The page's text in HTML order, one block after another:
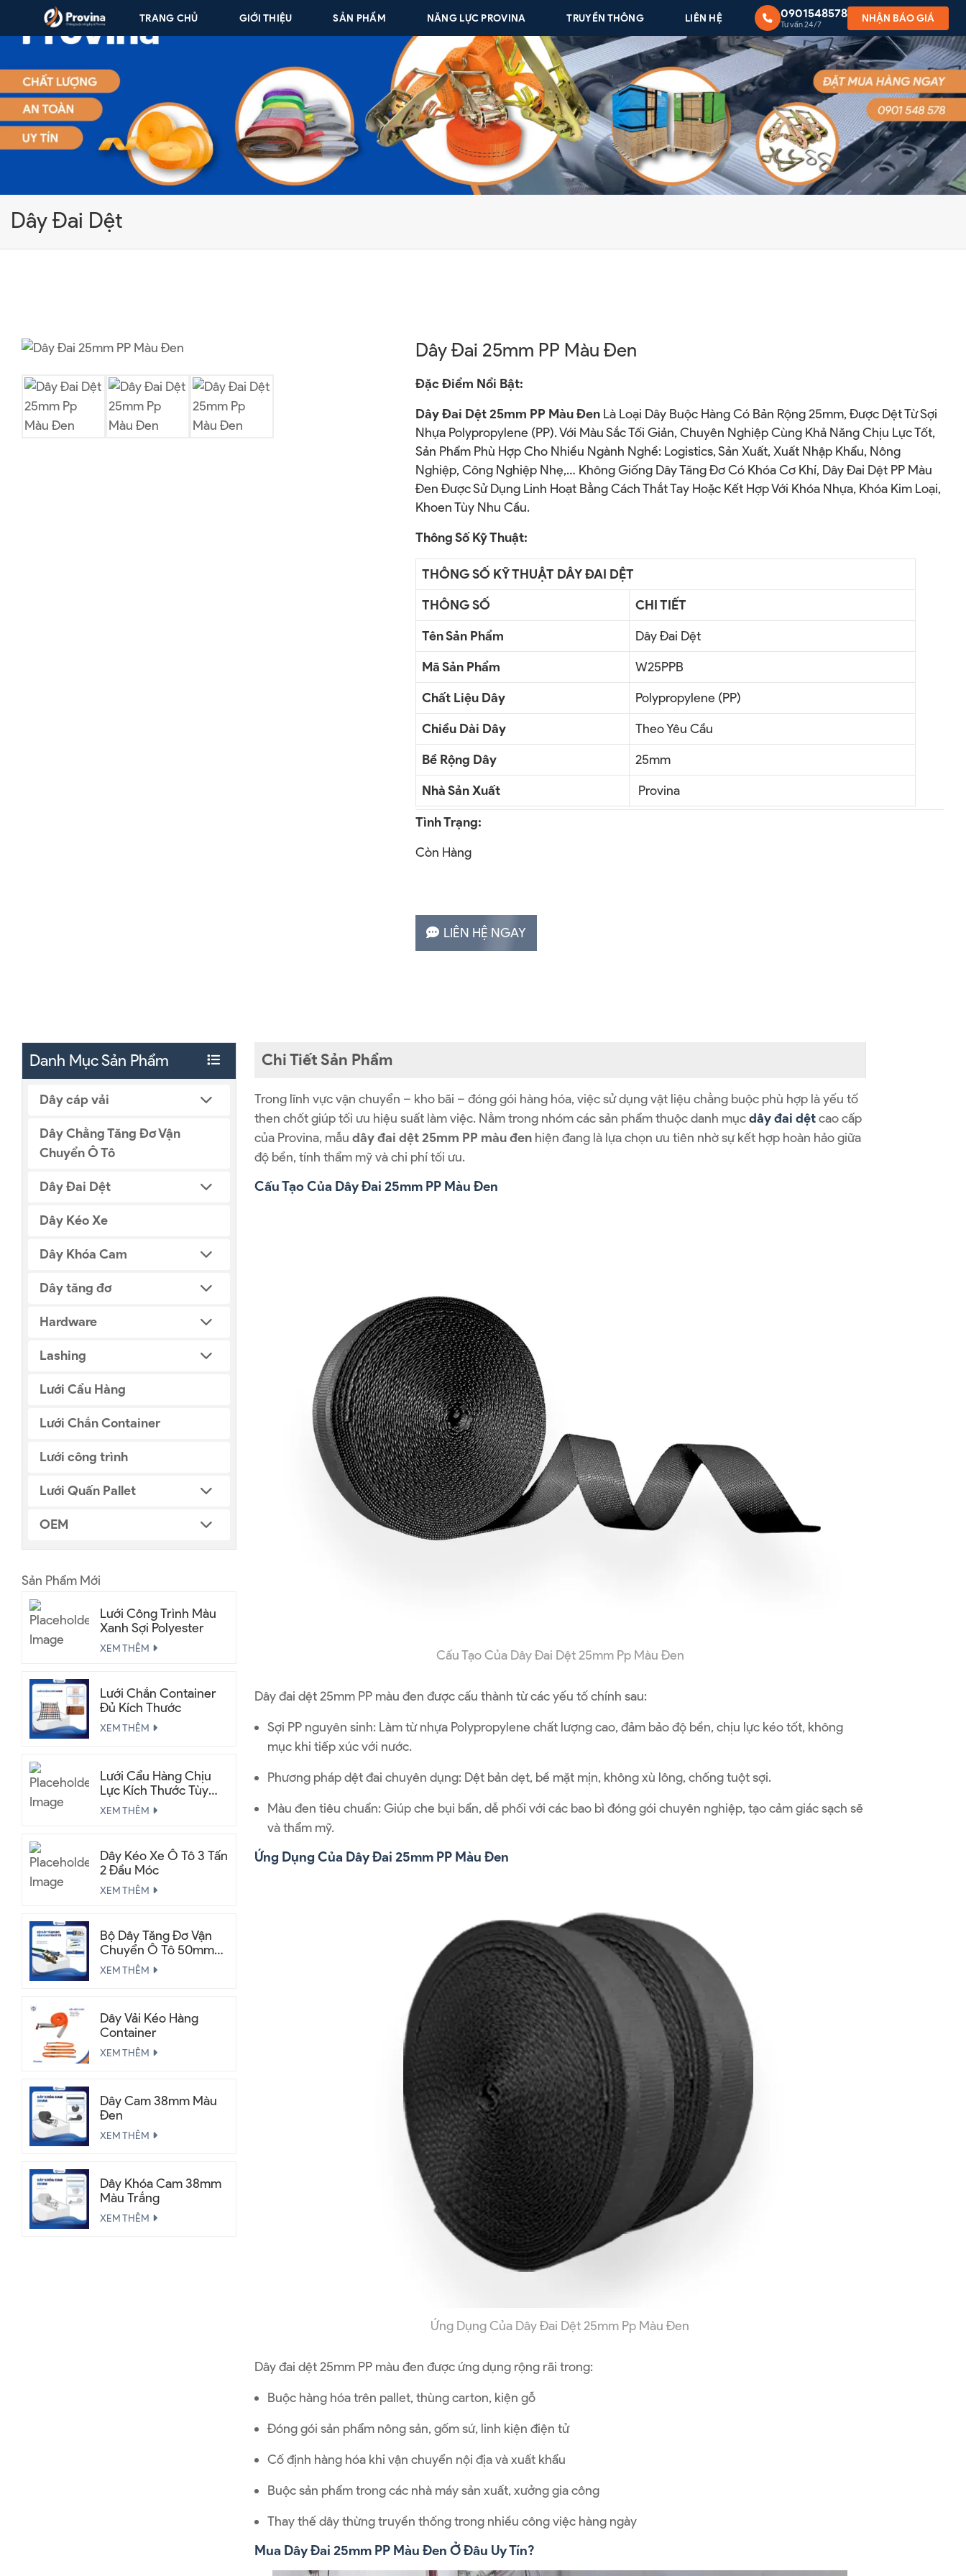
Skip to content
TRANG CHỦ GIỚI THIỆU SẢN PHẨM NĂNG LỰC PROVINA TRUYỀN THÔNG LIÊN HỆ 0901548578
Tư vấn 24/7
NHẬN BÁO GIÁ
Dây Đai Dệt
Dây Đai 25mm PP Màu Đen
Đặc Điểm Nổi Bật:
Dây Đai Dệt 25mm PP Màu ĐenLà Loại Dây Buộc Hàng Có Bản Rộng 25mm, Được Dệt Từ Sợi
Nhựa Polypropylene (PP). Với Màu Sắc Tối Giản, Chuyên Nghiệp Cùng Khả Năng Chịu Lực Tốt,
Sản Phẩm Phù Hợp Cho Nhiều Ngành Nghề: Logistics, Sản Xuất, Xuất Nhập Khẩu, Nông
Nghiệp, Công Nghiệp Nhẹ,… Không Giống Dây Tăng Đơ Có Khóa Cơ Khí, Dây Đai Dệt PP Màu
Đen Được Sử Dụng Linh Hoạt Bằng Cách Thắt Tay Hoặc Kết Hợp Với Khóa Nhựa, Khóa Kim Loại,
Khoen Tùy Nhu Cầu.
Thông Số Kỹ Thuật:
THÔNG SỐ KỸ THUẬT DÂY ĐAI DỆT
THÔNG SỐ
CHI TIẾT
Tên Sản Phẩm
Dây Đai Dệt
Mã Sản Phẩm
W25PPB
Chất Liệu Dây
Polypropylene (PP)
Chiều Dài Dây
Theo Yêu Cầu
Bề Rộng Dây
25mm
Nhà Sản Xuất
Provina
Tình Trạng:
Còn Hàng
LIÊN HỆ NGAY
Danh Mục Sản Phẩm
Dây cáp vải
Dây Chằng Tăng Đơ Vận
Chuyển Ô Tô
Dây Đai Dệt
Dây Kéo Xe
Dây Khóa Cam
Dây tăng đơ
Hardware
Lashing
Lưới Cẩu Hàng
Lưới Chắn Container
Lưới công trình
Lưới Quấn Pallet
OEM
Sản Phẩm Mới
Lưới Công Trình Màu
Xanh Sợi Polyester
XEM THÊM
Lưới Chắn Container
Đủ Kích Thước
XEM THÊM
Lưới Cẩu Hàng Chịu
Lực Kích Thước Tùy
Chỉnh
XEM THÊM
Dây Kéo Xe Ô Tô 3 Tấn
2 Đầu Móc
XEM THÊM
Bộ Dây Tăng Đơ Vận
Chuyển Ô Tô 50mm
2.5 Tấn
XEM THÊM
Dây Vải Kéo Hàng
Container
XEM THÊM
Dây Cam 38mm Màu
Đen
XEM THÊM
Dây Khóa Cam 38mm
Màu Trắng
XEM THÊM
Chi Tiết Sản Phẩm
Trong lĩnh vực vận chuyển – kho bãi – đóng gói hàng hóa, việc sử dụng vật liệu chằng buộc phù hợp là yếu tố
then chốt giúp tối ưu hiệu suất làm việc. Nằm trong nhóm các sản phẩm thuộc danh mụcdây đai dệtcao cấp
của Provina, mẫu dây đai dệt 25mm PP màu đenhiện đang là lựa chọn ưu tiên nhờ sự kết hợp hoàn hảo giữa
độ bền, tính thẩm mỹ và chi phí tối ưu.
Cấu Tạo Của Dây Đai 25mm PP Màu Đen
Cấu Tạo Của Dây Đai Dệt 25mm Pp Màu Đen
Dây đai dệt 25mm PP màu đen được cấu thành từ các yếu tố chính sau:
Sợi PP nguyên sinh: Làm từ nhựa Polypropylene chất lượng cao, đảm bảo độ bền, chịu lực kéo tốt, không
mục khi tiếp xúc với nước.
Phương pháp dệt đai chuyên dụng: Dệt bản dẹt, bề mặt mịn, không xù lông, chống tuột sợi.
Màu đen tiêu chuẩn: Giúp che bụi bẩn, dễ phối với các bao bì đóng gói chuyên nghiệp, tạo cảm giác sạch sẽ
và thẩm mỹ.
Ứng Dụng Của Dây Đai 25mm PP Màu Đen
Ứng Dụng Của Dây Đai Dệt 25mm Pp Màu Đen
Dây đai dệt 25mm PP màu đen được ứng dụng rộng rãi trong:
Buộc hàng hóa trên pallet, thùng carton, kiện gỗ
Đóng gói sản phẩm nông sản, gốm sứ, linh kiện điện tử
Cố định hàng hóa khi vận chuyển nội địa và xuất khẩu
Buộc sản phẩm trong các nhà máy sản xuất, xưởng gia công
Thay thế dây thừng truyền thống trong nhiều công việc hàng ngày
Mua Dây Đai 25mm PP Màu Đen Ở Đâu Uy Tín?